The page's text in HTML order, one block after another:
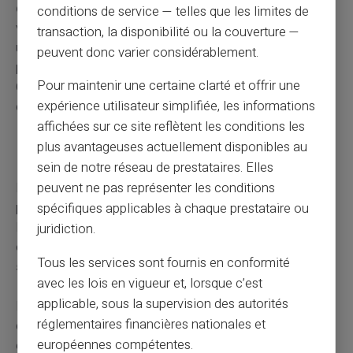
délai de régularisationoù les allocations restent
versées. Ce délai laissant le temps au jeune de trouver
une autre formation ou un emploi sans coupure brutale
pour les parents. Prenez soin de vérifier auprès de la
CAF pour connaître la durée exacte de ce délai et les
conditions à remplir pour en bénéficier.
Enfant en service civique
Le statut d'un enfant engagé dans un service civique est
particulier en ce qui concerne les allocations familiales.
Puisque le service civique est considéré comme un
engagement non rémunéré, cela peut avoir un
sur le droitaux allocations.
Pour le calcul des ressources prises en compte, la CAF
considère généralement l'indemnité perçue par l'enfant
en service civique. Cependant, cette indemnité bénéficie
conditions de service — telles que les limites de
transaction, la disponibilité ou la couverture —
peuvent donc varier considérablement.
Pour maintenir une certaine clarté et offrir une
expérience utilisateur simplifiée, les informations
affichées sur ce site reflètent les conditions les
plus avantageuses actuellement disponibles au
sein de notre réseau de prestataires. Elles
peuvent ne pas représenter les conditions
spécifiques applicables à chaque prestataire ou
juridiction.
Tous les services sont fournis en conformité
avec les lois en vigueur et, lorsque c’est
applicable, sous la supervision des autorités
réglementaires financières nationales et
européennes compétentes.